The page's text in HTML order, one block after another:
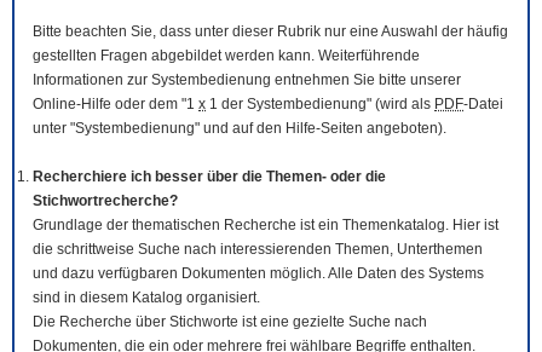
Bitte beachten Sie, dass unter dieser Rubrik nur eine Auswahl der häufig
gestellten Fragen abgebildet werden kann. Weiterführende
Informationen zur Systembedienung entnehmen Sie bitte unserer
Online-Hilfe oder dem "1 x 1 der Systembedienung" (wird als PDF-Datei
unter "Systembedienung" und auf den Hilfe-Seiten angeboten).
Recherchiere ich besser über die Themen- oder die
Stichwortrecherche?
Grundlage der thematischen Recherche ist ein Themenkatalog. Hier ist
die schrittweise Suche nach interessierenden Themen, Unterthemen
und dazu verfügbaren Dokumenten möglich. Alle Daten des Systems
sind in diesem Katalog organisiert.
Die Recherche über Stichworte ist eine gezielte Suche nach
Dokumenten, die ein oder mehrere frei wählbare Begriffe enthalten.